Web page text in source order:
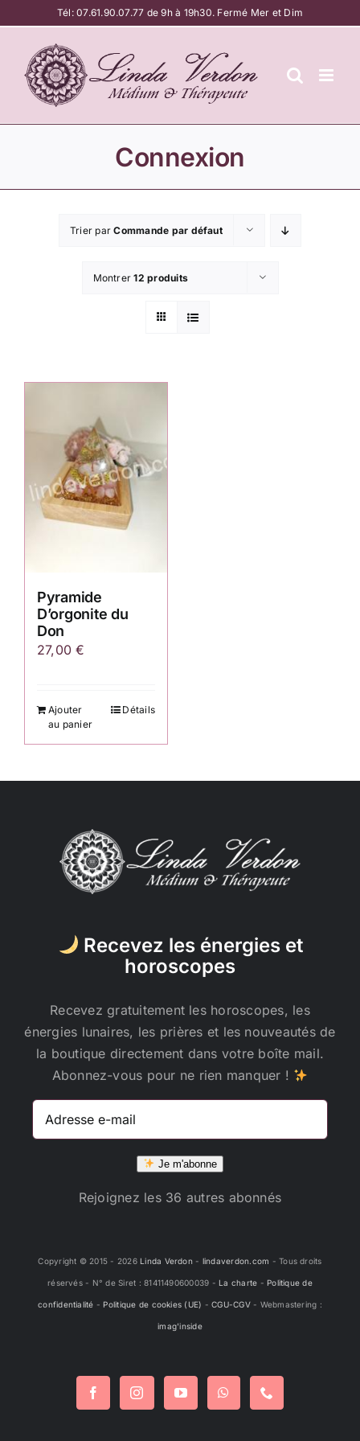
au
contenu
Tél:07.61.90.07.77 de 9h à 19h30. Fermé Mer et Dim
Connexion
Trier parCommande par défaut
Montrer12 produits
Pyramide
D’orgonite du
Don
27,00€
Ajouter
au panier
Détails
Recevez les énergies et
horoscopes
Recevez gratuitement les horoscopes, les
énergies lunaires, les prières et les nouveautés de
la boutique directement dans votre boîte mail.
Abonnez-vous pour ne rien manquer !
Adresse
Je m'abonne
Rejoignez les 36 autres abonnés
Copyright © 2015 - 2026 Linda Verdon- lindaverdon.com - Tous droits
réservés - N° de Siret : 81411490600039 - La charte - Politique de
confidentialité - Politique de cookies (UE) -CGU-CGV- Webmastering :
imag'inside